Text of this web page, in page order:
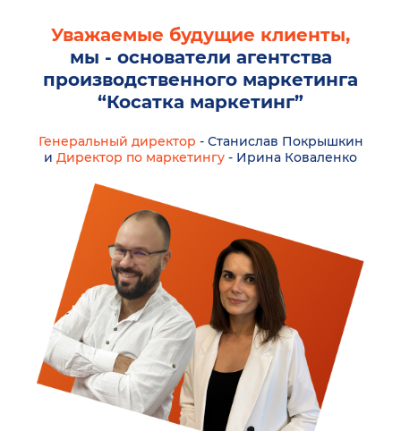
Уважаемые будущие клиенты,
мы - основатели агентства
производственного маркетинга
“Косатка маркетинг”
Генеральный директор - Станислав Покрышкин
и Директор по маркетингу - Ирина Коваленко